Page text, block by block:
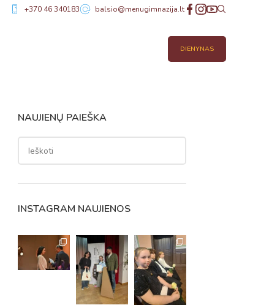
+370 46 340183 balsio@menugimnazija.lt
DIENYNAS
NAUJIENŲ PAIEŠKA
INSTAGRAM NAUJIENOS